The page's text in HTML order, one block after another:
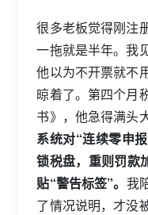
很多老板觉得刚注
一拖就是半年。我
他以为不开票就不
晾着了。第四个月
书》，他急得满头
系统对“连续零申
锁税盘，重则罚款
贴“警告标签”。 我
了情况说明，才没